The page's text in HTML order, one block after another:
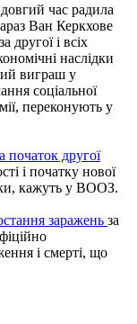
час радила
Ван Керкхове
другої і всіх
наслідки
виграш у
соціальної
переконують у
другої
і початку нової
кажуть у ВООЗ.
заражень за
і смерті, що